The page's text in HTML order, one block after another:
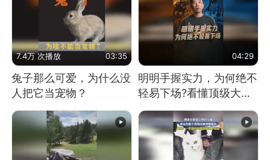
7.4万 次播放 03:35
兔子那么可爱，为什么没
人把它当宠物？
04:29
明明手握实力，为何绝不
轻易下场?看懂顶级大国
谋略